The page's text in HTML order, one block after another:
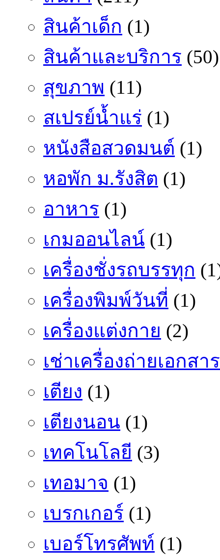
สินค้าเด็ก (1)
สินค้าและบริการ (50)
สุขภาพ (11)
สเปรย์น้ำแร่ (1)
หนังสือสวดมนต์ (1)
หอพัก ม.รังสิต (1)
อาหาร (1)
เกมออนไลน์ (1)
เครื่องชั่งรถบรรทุก
เครื่องพิมพ์วันที่ (1)
เครื่องแต่งกาย (2)
เช่าเครื่องถ่ายเอกสาร
เตียง (1)
เตียงนอน (1)
เทคโนโลยี (3)
เทอมาจ (1)
เบรกเกอร์ (1)
เบอร์โทรศัพท์ (1)